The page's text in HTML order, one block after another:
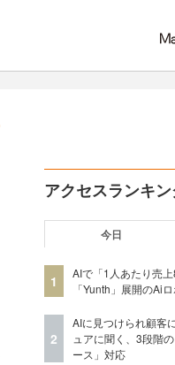
アクセスランキ
今日
1
AIで「1人あたり売
「Yunth」展開のAi
2
AIに見つけられ顧客
ュアに聞く、3段階
ース」対応